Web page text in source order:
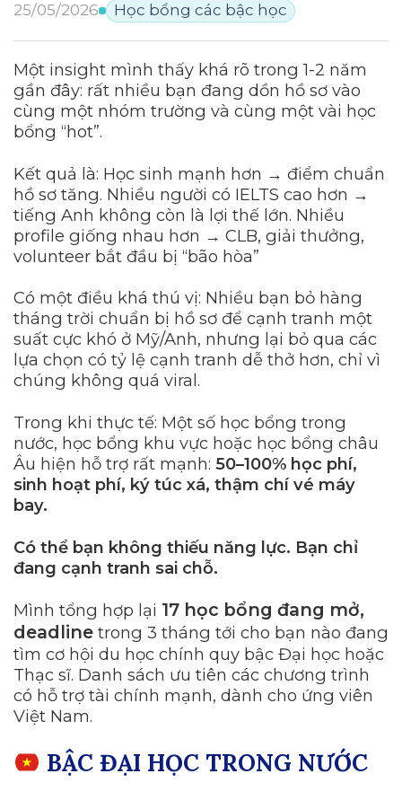
25/05/2026 Học bổng các bậc học
Một insight mình thấy khá rõ trong 1-2 năm
gần đây: rất nhiều bạn đang dồn hồ sơ vào
cùng một nhóm trường và cùng một vài học
bổng “hot”.
Kết quả là: Học sinh mạnh hơn → điểm chuẩn
hồ sơ tăng. Nhiều người có IELTS cao hơn →
tiếng Anh không còn là lợi thế lớn. Nhiều
profile giống nhau hơn → CLB, giải thưởng,
volunteer bắt đầu bị “bão hòa”
Có một điều khá thú vị: Nhiều bạn bỏ hàng
tháng trời chuẩn bị hồ sơ để cạnh tranh một
suất cực khó ở Mỹ/Anh, nhưng lại bỏ qua các
lựa chọn có tỷ lệ cạnh tranh dễ thở hơn, chỉ vì
chúng không quá viral.
Trong khi thực tế: Một số học bổng trong
nước, học bổng khu vực hoặc học bổng châu
Âu hiện hỗ trợ rất mạnh: 50–100% học phí,
sinh hoạt phí, ký túc xá, thậm chí vé máy
bay.
Có thể bạn không thiếu năng lực. Bạn chỉ
đang cạnh tranh sai chỗ.
Mình tổng hợp lại 17 học bổng đang mở,
deadline trong 3 tháng tới cho bạn nào đang
tìm cơ hội du học chính quy bậc Đại học hoặc
Thạc sĩ. Danh sách ưu tiên các chương trình
có hỗ trợ tài chính mạnh, dành cho ứng viên
Việt Nam.
BẬC ĐẠI HỌC TRONG NƯỚC